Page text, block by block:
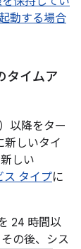
動する場合
タイムア
以降をター
新しいタイ
しい
ス タイプに
24 時間以
の後、シス